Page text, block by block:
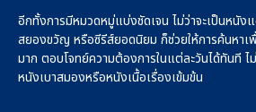
อีกทั้งการมีหมวดหมู่แบ่งชัดเจน ไม่ว่าจะเป็นหนั
สยองขวัญ หรือซีรีส์ยอดนิยม ก็ช่วยให้การค้นหาเ
มาก ตอบโจทย์ความต้องการในแต่ละวันได้ทันที ไ
หนังเบาสมองหรือหนังเนื้อเรื่องเข้มข้น